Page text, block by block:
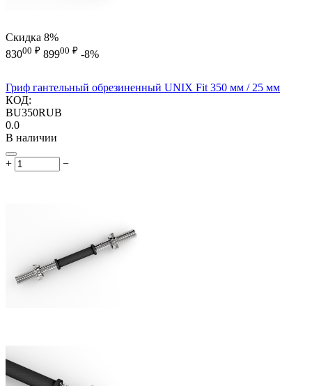
Скидка 8%
83000 ₽ 89900 ₽ -8%
Гриф гантельный обрезиненный UNIX Fit 350 мм / 25 мм
КОД:
BU350RUB
0.0
В наличии
+ −